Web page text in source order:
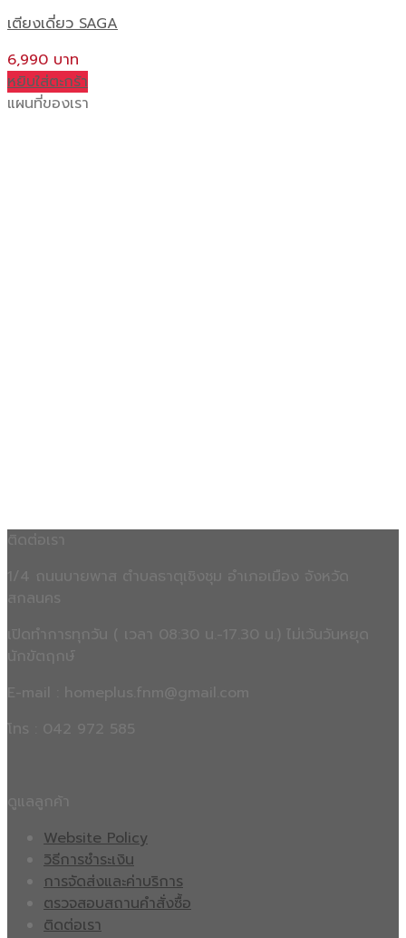
เตียงเดี่ยว SAGA
6,990
หยิบใส่ตะกร้า
แผนที่ของเรา
1/4 ถนนบายพาส ตำบลธาตุเชิงชุม อำเภอเมือง จังหวัด
เปิดทำการทุกวัน ( เวลา 08:30 น.-17.30 น.) ไม่เว้นวันหยุด
E-mail : homeplus.fnm@gmail.com
โทร : 042 972 585
Website Policy
วิธีการชำระเงิน
การจัดส่งและค่าบริการ
ตรวจสอบสถานคำสั่งซื้อ
ติดต่อเรา